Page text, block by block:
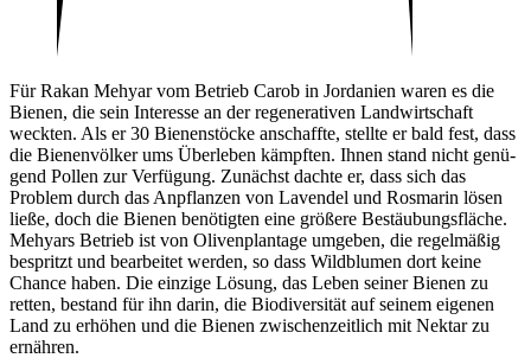
Für Rakan Mehyar vom Betrieb Carob in Jorda­nien waren es die
Bienen, die sein Inter­esse an der rege­ne­ra­tiven Land­wirt­schaft
weckten. Als er 30 Bienen­stöcke anschaffte, stellte er bald fest, dass
die Bienen­völker ums Über­leben kämpften. Ihnen stand nicht genü­
gend Pollen zur Verfü­gung. Zunächst dachte er, dass sich das
Problem durch das Anpflanzen von Lavendel und Rosmarin lösen
ließe, doch die Bienen benö­tigten eine größere Bestäu­bungs­fläche.
Mehyars Betrieb ist von Oliven­plan­tage umgeben, die regel­mäßig
bespritzt und bear­beitet werden, so dass Wild­blumen dort keine
Chance haben. Die einzige Lösung, das Leben seiner Bienen zu
retten, bestand für ihn darin, die Biodi­ver­sität auf seinem eigenen
Land zu erhöhen und die Bienen zwischen­zeit­lich mit Nektar zu
ernähren.